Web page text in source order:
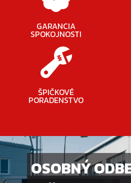
GARANCIA
SPOKOJNOSTI
ŠPIČKOVÉ
PORADENSTVO
OSOBNÝ